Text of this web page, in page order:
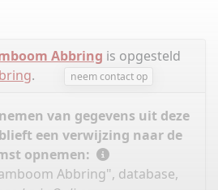
Abbring is opgesteld
. neem contact op
van gegevens uit deze
een verwijzing naar de
opnemen:
Abbring", database,